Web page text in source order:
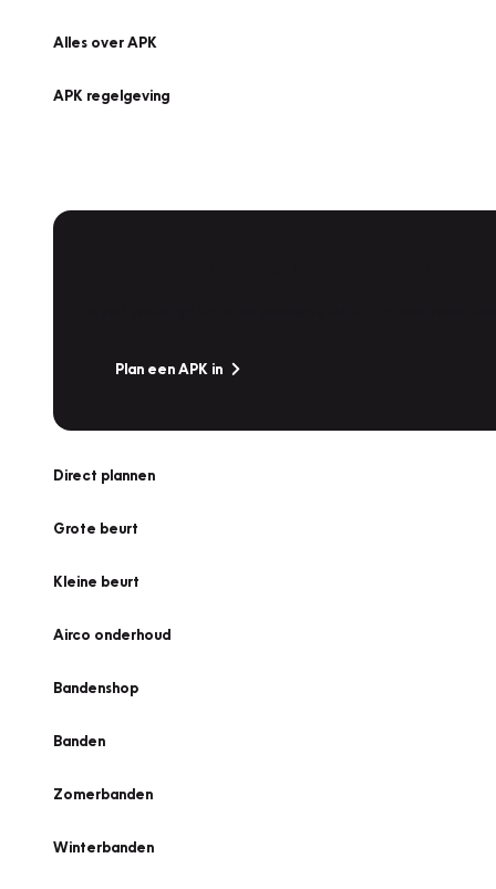
Alles over APK
APK regelgeving
Plan een APK in
Direct plannen
Grote beurt
Kleine beurt
Airco onderhoud
Bandenshop
Banden
Zomerbanden
Winterbanden